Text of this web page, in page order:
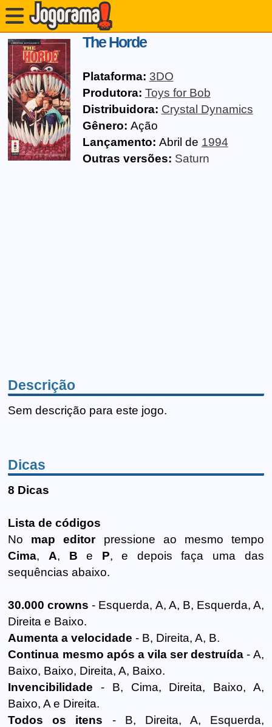
The Horde
Plataforma: 3DO
Produtora: Toys for Bob
Distribuidora: Crystal Dynamics
Gênero: Ação
Lançamento: Abril de 1994
Outras versões: Saturn
Descrição
Sem descrição para este jogo.
Dicas
8 Dicas
Lista de códigos
No map editorpressione ao mesmo tempo
Cima, A, B e P, e depois faça uma das
sequências abaixo.
30.000 crowns - Esquerda, A, A, B, Esquerda, A,
Direita e Baixo.
Aumenta a velocidade - B, Direita, A, B.
Continua mesmo após a vila ser destruída - A,
Baixo, Baixo, Direita, A, Baixo.
Invencibilidade - B, Cima, Direita, Baixo, A,
Baixo, A e Direita.
Todos os itens - B, Direita, A, Esquerda,